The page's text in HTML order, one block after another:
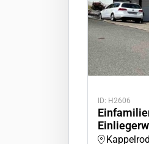
ID: H2606